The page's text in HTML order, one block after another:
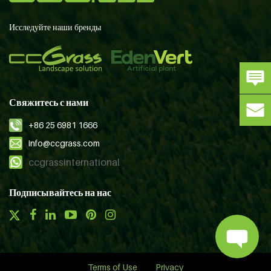
Исследуйте наши бренды
Свяжитесь с нами
+86 25 6981 1666
info@ccgrass.com
ccgrassinternational
Подписывайтесь на нас
Terms of Use Privacy